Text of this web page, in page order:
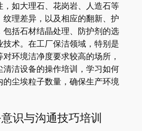
，如大理石、花岗岩、人造石等
纹理差异，以及相应的翻新、护
包括石材结晶处理、防护剂的选
技术。在工厂保洁领域，特别是
环境洁净度要求较高的场所，
清洁设备的操作培训，学习如何
的尘埃粒子数量，确保生产环境
意识与沟通技巧培训